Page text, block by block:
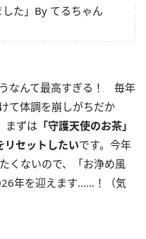
た」By てるちゃん
なんて最高すぎる！ 毎年
て体調を崩しがちだか
まずは 「守護天使のお茶」
リセットしたいです。今年
くないので、「お浄め風
年を迎えます……！（気